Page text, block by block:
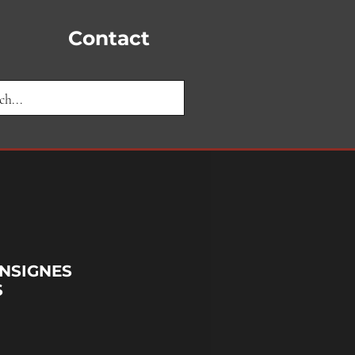
Contact